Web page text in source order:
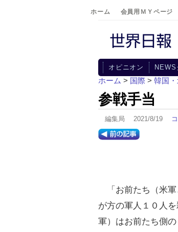
ホーム 会員用ＭＹページ
オピニオン
ホーム > 国際 > 韓国
参戦手当
編集局 2021/8/19
「お前たち（米軍
が方の軍人１０人
軍）はお前たち側